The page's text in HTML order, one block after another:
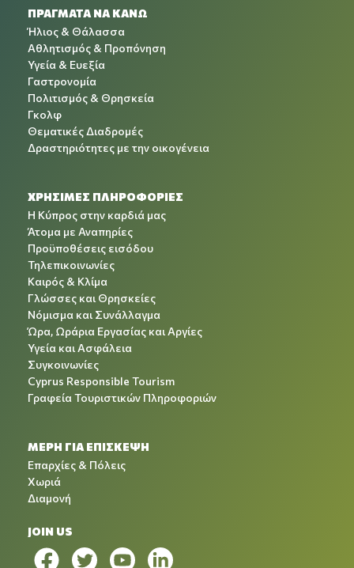
ΠΡΑΓΜΑΤΑ ΝΑ ΚΑΝΩ
Ήλιος & Θάλασσα
Αθλητισμός & Προπόνηση
Υγεία & Ευεξία
Γαστρονομία
Πολιτισμός & Θρησκεία
Γκολφ
Θεματικές Διαδρομές
Δραστηριότητες με την οικογένεια
ΧΡΉΣΙΜΕΣ ΠΛΗΡΟΦΟΡΊΕΣ
Η Κύπρος στην καρδιά μας
Άτομα με Αναπηρίες
Προϋποθέσεις εισόδου
Τηλεπικοινωνίες
Καιρός & Κλίμα
Γλώσσες και Θρησκείες
Νόμισμα και Συνάλλαγμα
Ώρα, Ωράρια Εργασίας και Αργίες
Υγεία και Ασφάλεια
Συγκοινωνίες
Cyprus Responsible Tourism
Γραφεία Τουριστικών Πληροφοριών
ΜΕΡΗ ΓΙΑ ΕΠΙΣΚΕΨΗ
Επαρχίες & Πόλεις
Χωριά
Διαμονή
JOIN US